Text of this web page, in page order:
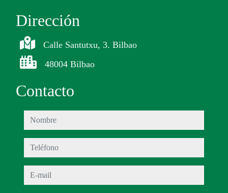
Dirección
Calle Santutxu, 3. Bilbao
48004 Bilbao
Contacto
nombre
teléfono
e-mail